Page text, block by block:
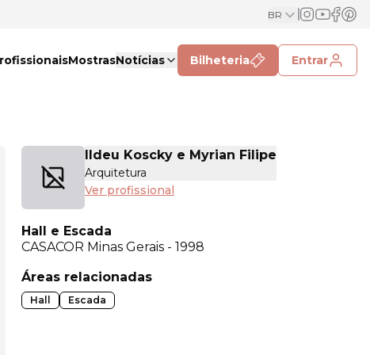
BR
MostrasNotícias Bilheteria Entrar
Ildeu Koscky e Myrian Filipe
Arquitetura
Ver profissional
Hall e Escada
CASACOR Minas Gerais - 1998
Áreas relacionadas
Hall Escada